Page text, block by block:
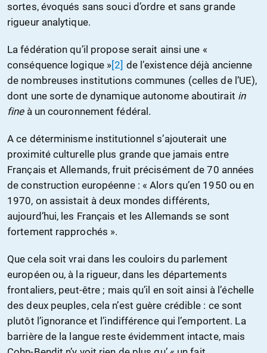
sortes, évoqués sans souci d’ordre et sans grande
rigueur analytique.
La fédération qu’il propose serait ainsi une «
conséquence logique »[2] de l’existence déjà ancienne
de nombreuses institutions communes (celles de l’UE),
dont une sorte de dynamique autonome aboutirait in
fineà un couronnement fédéral.
A ce déterminisme institutionnel s’ajouterait une
proximité culturelle plus grande que jamais entre
Français et Allemands, fruit précisément de 70 années
de construction européenne : « Alors qu’en 1950 ou en
1970, on assistait à deux mondes différents,
aujourd’hui, les Français et les Allemands se sont
fortement rapprochés ».
Que cela soit vrai dans les couloirs du parlement
européen ou, à la rigueur, dans les départements
frontaliers, peut-être ; mais qu’il en soit ainsi à l’échelle
des deux peuples, cela n’est guère crédible : ce sont
plutôt l’ignorance et l’indifférence qui l’emportent. La
barrière de la langue reste évidemment intacte, mais